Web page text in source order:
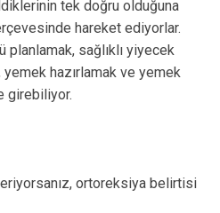
tek doğru olduğuna
hareket ediyorlar.
planlamak, sağlıklı yiyecek
hazırlamak ve yemek
girebiliyor.
ortoreksiya belirtisi